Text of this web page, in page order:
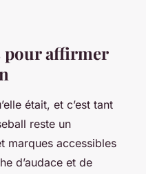
pour affirmer
était, et c’est tant
reste un
marques accessibles
d’audace et de